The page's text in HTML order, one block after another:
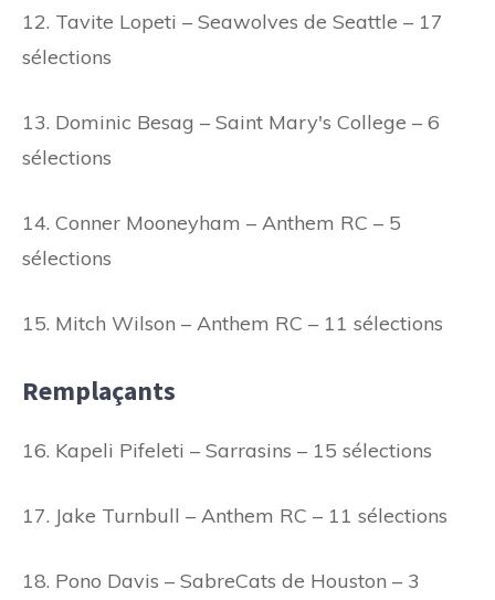
12. Tavite Lopeti – Seawolves de Seattle – 17
sélections
13. Dominic Besag – Saint Mary's College – 6
sélections
14. Conner Mooneyham – Anthem RC – 5
sélections
15. Mitch Wilson – Anthem RC – 11 sélections
Remplaçants
16. Kapeli Pifeleti – Sarrasins – 15 sélections
17. Jake Turnbull – Anthem RC – 11 sélections
18. Pono Davis – SabreCats de Houston – 3